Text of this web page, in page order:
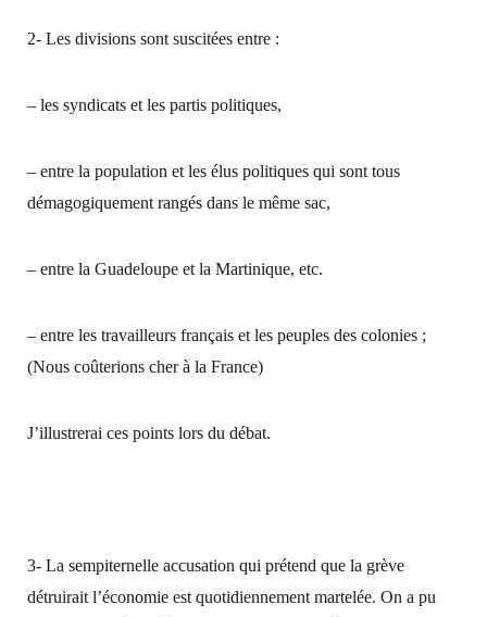
2- Les divisions sont suscitées entre :
– les syndicats et les partis politiques,
– entre la population et les élus politiques qui sont tous
démagogiquement rangés dans le même sac,
– entre la Guadeloupe et la Martinique, etc.
– entre les travailleurs français et les peuples des colonies ;
(Nous coûterions cher à la France)
J’illustrerai ces points lors du débat.
3- La sempiternelle accusation qui prétend que la grève
détruirait l’économie est quotidiennement martelée. On a pu